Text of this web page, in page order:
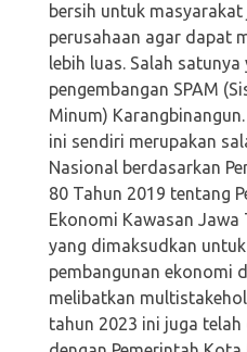
bersih untuk
perusahaan agar dapat
lebih luas. Salah
pengembangan SPAM
Minum)
ini sendiri merupakan
Nasional berdasarkan
80 Tahun 2019 tentang
Ekonomi Kawasan Jawa
yang dimaksudkan
pembangunan ekonomi
melibatkan
tahun 2023 ini juga